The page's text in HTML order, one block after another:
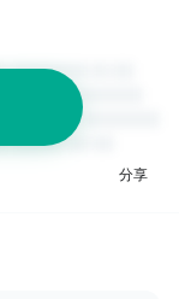
分享